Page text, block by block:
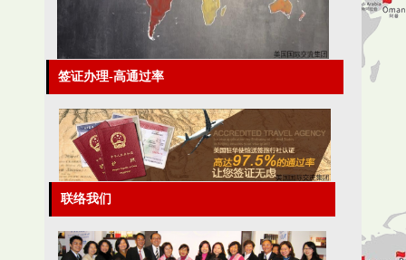
签证办理-高通过率
联络我们